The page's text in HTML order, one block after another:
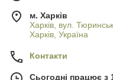
м. Харків
Харків, вул.
Харків, Україна
Контакти
Сьогодні працює з